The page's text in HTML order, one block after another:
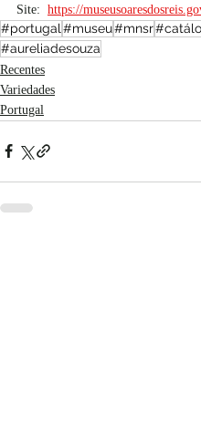
Site: https://
#portugal #museu#mnsr
#aureliadesouza
Recentes
Variedades
Portugal